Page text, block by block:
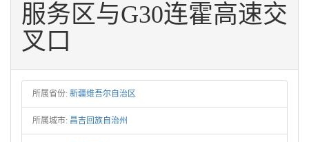
服务区与G30连霍高速交
叉口
所属省份: 新疆维吾尔自治区
所属城市: 昌吉回族自治州